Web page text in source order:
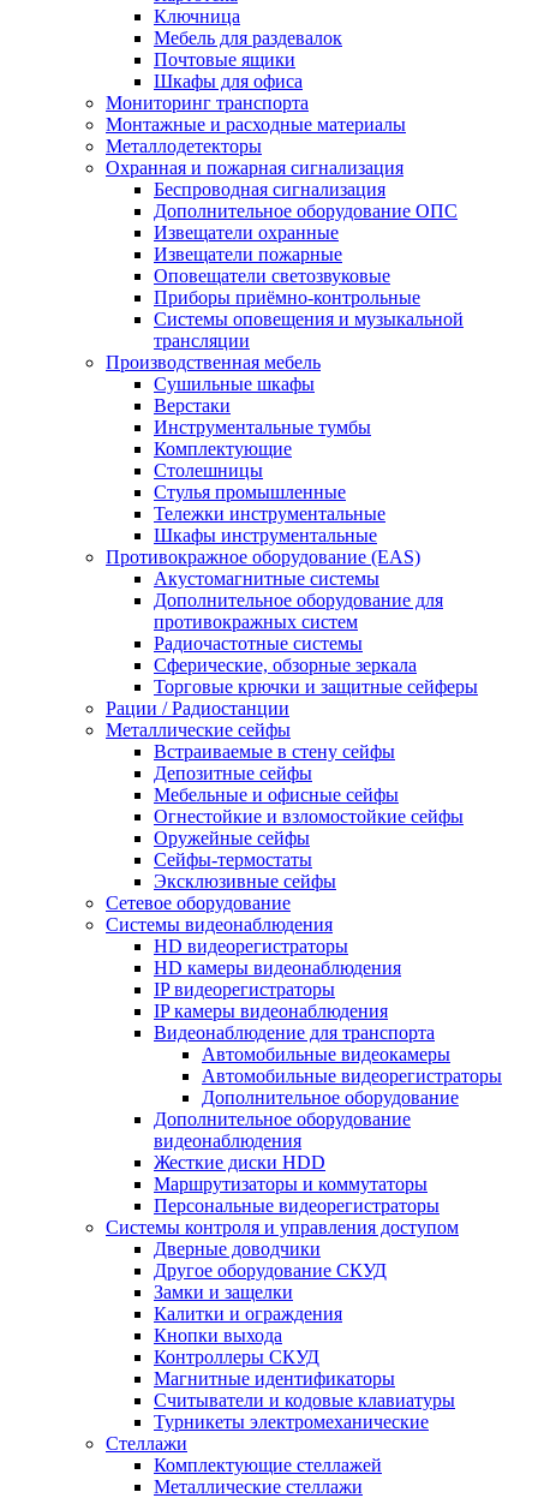
Ключница
Мебель для раздевалок
Почтовые ящики
Шкафы для офиса
Мониторинг транспорта
Монтажные и расходные материалы
Металлодетекторы
Охранная и пожарная сигнализация
Беспроводная сигнализация
Дополнительное оборудование ОПС
Извещатели охранные
Извещатели пожарные
Оповещатели светозвуковые
Приборы приёмно-контрольные
Системы оповещения и музыкальной
трансляции
Производственная мебель
Cушильные шкафы
Верстаки
Инструментальные тумбы
Комплектующие
Столешницы
Стулья промышленные
Тележки инструментальные
Шкафы инструментальные
Противокражное оборудование (EAS)
Акустомагнитные системы
Дополнительное оборудование для
противокражных систем
Радиочастотные системы
Сферические, обзорные зеркала
Торговые крючки и защитные сейферы
Рации / Радиостанции
Металлические сейфы
Встраиваемые в стену сейфы
Депозитные сейфы
Мебельные и офисные сейфы
Огнестойкие и взломостойкие сейфы
Оружейные сейфы
Сейфы-термостаты
Эксклюзивные сейфы
Сетевое оборудование
Системы видеонаблюдения
HD видеорегистраторы
HD камеры видеонаблюдения
IP видеорегистраторы
IP камеры видеонаблюдения
Видеонаблюдение для транспорта
Автомобильные видеокамеры
Автомобильные видеорегистраторы
Дополнительное оборудование
Дополнительное оборудование
видеонаблюдения
Жесткие диски HDD
Маршрутизаторы и коммутаторы
Персональные видеорегистраторы
Системы контроля и управления доступом
Дверные доводчики
Другое оборудование СКУД
Замки и защелки
Калитки и ограждения
Кнопки выхода
Контроллеры СКУД
Магнитные идентификаторы
Считыватели и кодовые клавиатуры
Турникеты электромеханические
Стеллажи
Комплектующие стеллажей
Металлические стеллажи